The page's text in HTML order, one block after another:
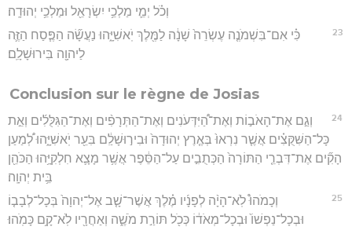
וְכֹ֗ל יְמֵ֛י מַלְכֵ֥י יִשְׂרָאֵ֖ל וּמַלְכֵ֥י יְהוּדָֽה׃
23
כִּ֗י אִם־בִּשְׁמֹנֶ֤ה עֶשְׂרֵה֙ שָׁנָ֔ה לַמֶּ֖לֶךְ יֹֽאשִׁיָּ֑הוּ נַעֲשָׂ֞ה הַפֶּ֧סַח הַזֶּ֛ה
לַיהוָ֖ה בִּירוּשָׁלִָֽם׃
Conclusion sur le règne de Josias
24
וְגַ֣ם אֶת־הָאֹב֣וֹת וְאֶת־הַ֠יִּדְּעֹנִים וְאֶת־הַתְּרָפִ֨ים וְאֶת־הַגִּלֻּלִ֜ים וְאֵ֣ת
כָּל־הַשִּׁקֻּצִ֗ים אֲשֶׁ֤ר נִרְאוּ֙ בְּאֶ֤רֶץ יְהוּדָה֙ וּבִיר֣וּשָׁלִַ֔ם בִּעֵ֖ר יֹֽאשִׁיָּ֑הוּ לְ֠מַעַן
הָקִ֞ים אֶת־דִּבְרֵ֤י הַתּוֹרָה֙ הַכְּתֻבִ֣ים עַל־הַסֵּ֔פֶר אֲשֶׁ֥ר מָצָ֛א חִלְקִיָּ֥הוּ הַכֹּהֵ֖ן
בֵּ֥ית יְהוָֽה׃
25
וְכָמֹהוּ֩ לֹֽא־הָיָ֨ה לְפָנָ֜יו מֶ֗לֶךְ אֲשֶׁר־שָׁ֤ב אֶל־יְהוָה֙ בְּכָל־לְבָב֤וֹ
וּבְכָל־נַפְשׁוֹ֙ וּבְכָל־מְאֹד֔וֹ כְּכֹ֖ל תּוֹרַ֣ת מֹשֶׁ֑ה וְאַחֲרָ֖יו לֹֽא־קָ֥ם כָּמֹֽהוּ׃